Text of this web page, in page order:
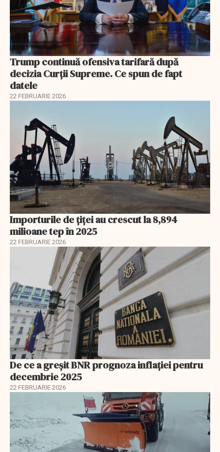
Trump continuă ofensiva tarifară după
decizia Curții Supreme. Ce spun de fapt
datele
22 FEBRUARIE 2026
Importurile de țiței au crescut la 8,894
milioane tep în 2025
22 FEBRUARIE 2026
De ce a greșit BNR prognoza inflației pentru
decembrie 2025
22 FEBRUARIE 2026